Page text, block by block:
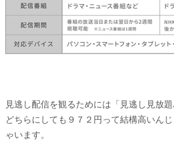
見逃し配信を観るためには「見逃し見放
どちらにしても９７２円って結構高いん
ゃいます。